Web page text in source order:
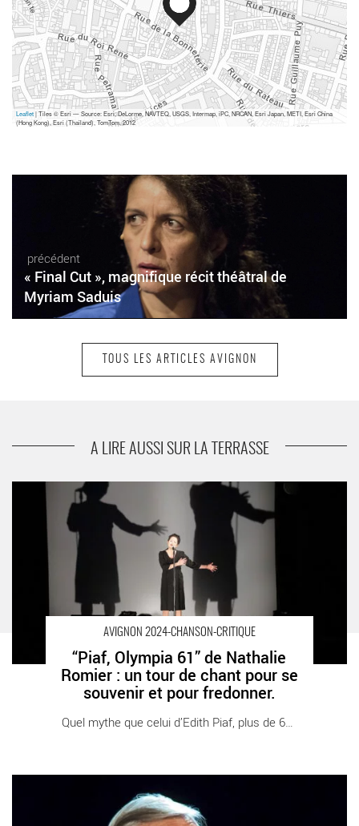
Leaflet| Tiles © Esri — Source: Esri, DeLorme, NAVTEQ, USGS, Intermap, iPC, NRCAN, Esri Japan, METI, Esri China
(Hong Kong), Esri (Thailand), TomTom, 2012
précédent
« Final Cut », magnifique récit théâtral de
Myriam Saduis
Nathalie Fillion
TOUS LES ARTICLES AVIGNON
A LIRE AUSSI SUR LA TERRASSE
AVIGNON 2024-CHANSON-CRITIQUE
“Piaf, Olympia 61” de Nathalie
Romier : un tour de chant pour se
souvenir et pour fredonner.
Quel mythe que celui d’Edith Piaf, plus de 60 [...]
“Piaf, Olympia 61” de Nathalie Romier : un tour de chant pour se
souvenir et pour fredonner. - Critique sortie Avignon / 2024
Avignon Avignon Off. BA Théâtre
salutaire leçon de morale - Critique sortie Avignon / 2024
Avignon Avignon Off. Théâtre des 3 raisins